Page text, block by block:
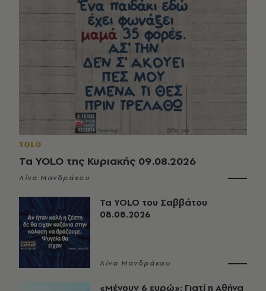
YOLO
Τα YOLO της Κυριακής 09.08.2026
Λίνα Μανδράκου
Τα YOLO του Σαββάτου
08.08.2026
Λίνα Μανδράκου
«Μένουν 6 ευρώ»: Γιατί η Αθήνα